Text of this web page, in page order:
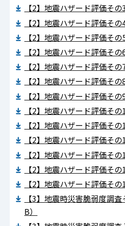
【2】地震ハザード評価その
【2】地震ハザード評価その
【2】地震ハザード評価その
【2】地震ハザード評価その
【2】地震ハザード評価その
【2】地震ハザード評価その
【2】地震ハザード評価その
【2】地震ハザード評価その
【2】地震ハザード評価その
【2】地震ハザード評価その
【2】地震ハザード評価その
【2】地震ハザード評価その
【2】地震ハザード評価その
【3】地震時災害脆弱度調
B）